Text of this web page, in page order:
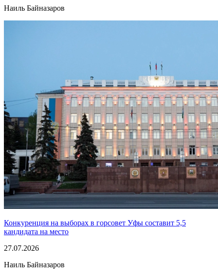
Наиль Байназаров
Конкуренция на выборах в горсовет Уфы составит 5,5
кандидата на место
27.07.2026
Наиль Байназаров